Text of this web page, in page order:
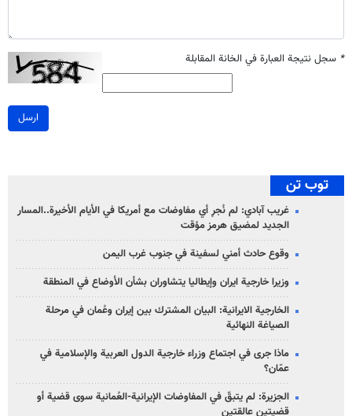
* سجل نتيجة العبارة في الخانة المقابلة
ارسل
توب تن
غريب آبادي: لم نُجرِ أي مفاوضات مع أمريكا في الأيام الأخيرة..المسار
الجديد لمضيق هرمز مؤقت
وقوع حادث أمني لسفينة في جنوب غرب اليمن
وزيرا خارجية ايران وإيطاليا يتشاوران بشأن الأوضاع في المنطقة
الخارجية الايرانية: البيان المشترك بين إيران وعُمان في مرحلة
الصياغة النهائية
ماذا جرى في اجتماع وزراء خارجية الدول العربية والإسلامية في
عمّان؟
الجزيرة: لم يتبقّ في المفاوضات الإيرانية-العُمانية سوى قضية أو
قضيتين عالقتين